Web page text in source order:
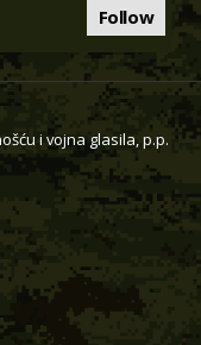
Follow
i vojna glasila, p.p.